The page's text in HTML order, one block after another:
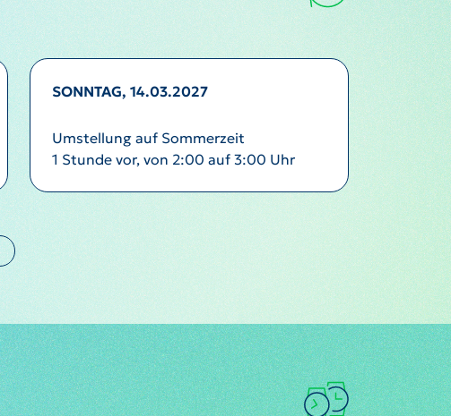
SONNTAG, 14.03.2027
Umstellung auf Sommerzeit
1 Stunde vor, von 2:00 auf 3:00 Uhr